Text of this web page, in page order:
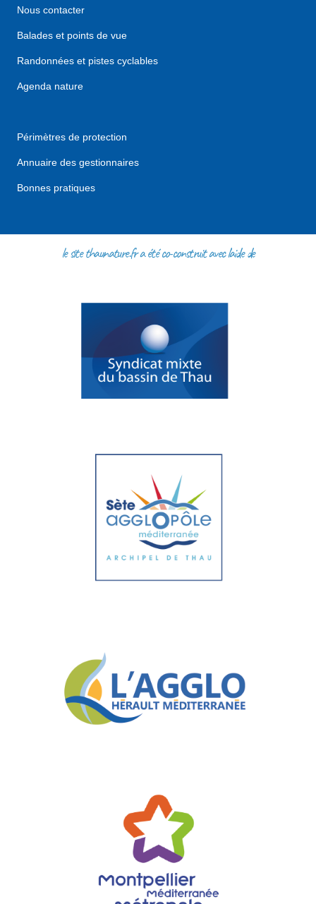
Nous contacter
Balades et points de vue
Randonnées et pistes cyclables
Agenda nature
Périmètres de protection
Annuaire des gestionnaires
Bonnes pratiques
le site thaunature.fr a été co-construit avec l'aide de